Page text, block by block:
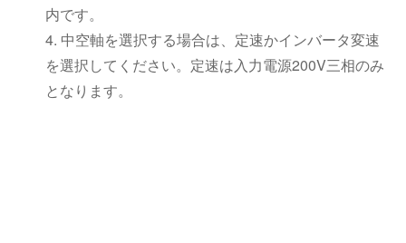
内です。
4. 中空軸を選択する場合は、定速かインバータ変速
を選択してください。定速は入力電源200V三相のみ
となります。